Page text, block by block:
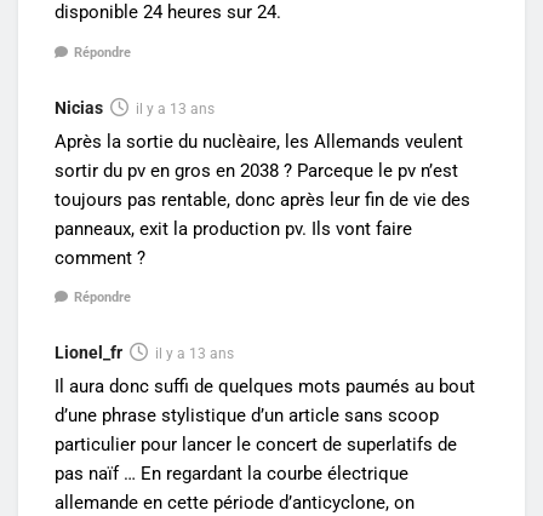
disponible 24 heures sur 24.
Répondre
Nicias il y a 13 ans
Après la sortie du nuclèaire, les Allemands veulent
sortir du pv en gros en 2038 ? Parceque le pv n’est
toujours pas rentable, donc après leur fin de vie des
panneaux, exit la production pv. Ils vont faire
comment ?
Répondre
Lionel_fr il y a 13 ans
Il aura donc suffi de quelques mots paumés au bout
d’une phrase stylistique d’un article sans scoop
particulier pour lancer le concert de superlatifs de
pas naïf … En regardant la courbe électrique
allemande en cette période d’anticyclone, on